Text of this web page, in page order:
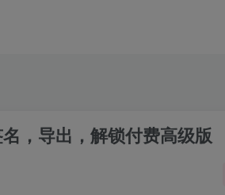
，导出，解锁付费高级版